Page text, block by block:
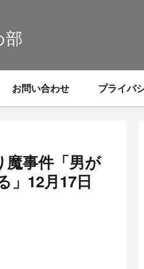
部
お問い合わせ プライバ
魔事件「男が
」12月17日